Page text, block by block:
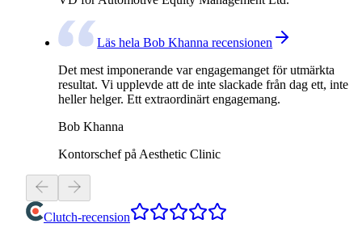
Läs hela Bob Khanna recensionen
Det mest imponerande var engagemanget för utmärkta
resultat. Vi upplevde att de inte slackade från dag ett, inte
heller helger. Ett extraordinärt engagemang.
Bob Khanna
Kontorschef på Aesthetic Clinic
Clutch-recension